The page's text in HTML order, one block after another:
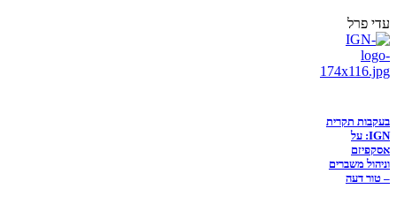
עדי פרל
בעקבות תקרית
IGN: על
אסקפיזם
וניהול משברים
– טור דעה